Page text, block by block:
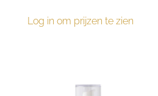
Log in om prijzen te zien